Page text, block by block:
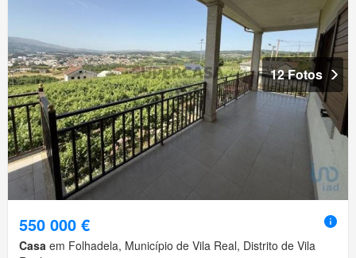
12 Fotos
550 000 €
Casa em Folhadela, Município de Vila Real, Distrito de Vila